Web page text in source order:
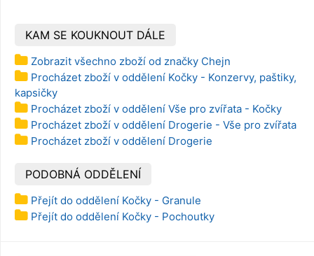
KAM SE KOUKNOUT DÁLE
Zobrazit všechno zboží od značky Chejn
Procházet zboží v oddělení Kočky - Konzervy, paštiky,
kapsičky
Procházet zboží v oddělení Vše pro zvířata - Kočky
Procházet zboží v oddělení Drogerie - Vše pro zvířata
Procházet zboží v oddělení Drogerie
PODOBNÁ ODDĚLENÍ
Přejít do oddělení Kočky - Granule
Přejít do oddělení Kočky - Pochoutky